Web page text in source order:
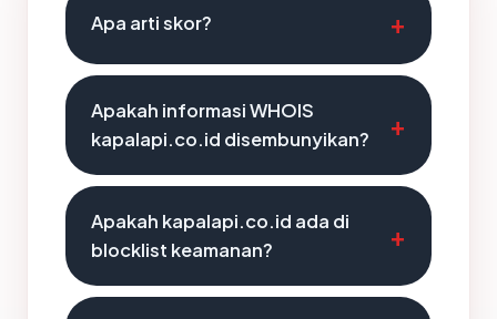
Apa arti skor?
Apakah informasi WHOIS
kapalapi.co.id disembunyikan?
Apakah kapalapi.co.id ada di
blocklist keamanan?